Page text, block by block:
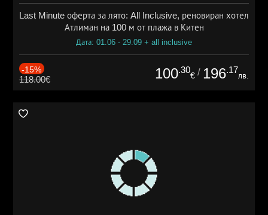
Last Minute оферта за лято: All Inclusive, реновиран хотел
Атлиман на 100 м от плажа в Китен
Дата: 01.06 - 29.09 + all inclusive
-15%
118.00€ 100.30
€ / 196.17
лв.